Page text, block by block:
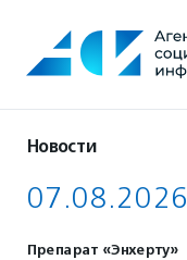
содержанию
Новости
07.08.2026
Препарат «Энхерту»